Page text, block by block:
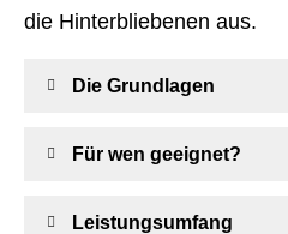
die Hinterbliebenen aus.
Die Grundlagen
Für wen geeignet?
Leistungsumfang